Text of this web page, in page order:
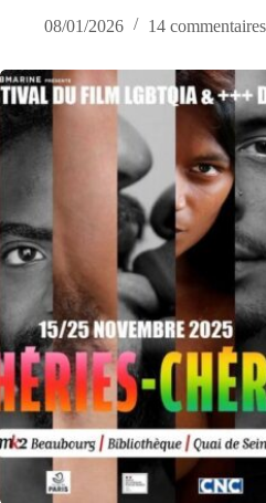
08/01/2026
14 commentaires